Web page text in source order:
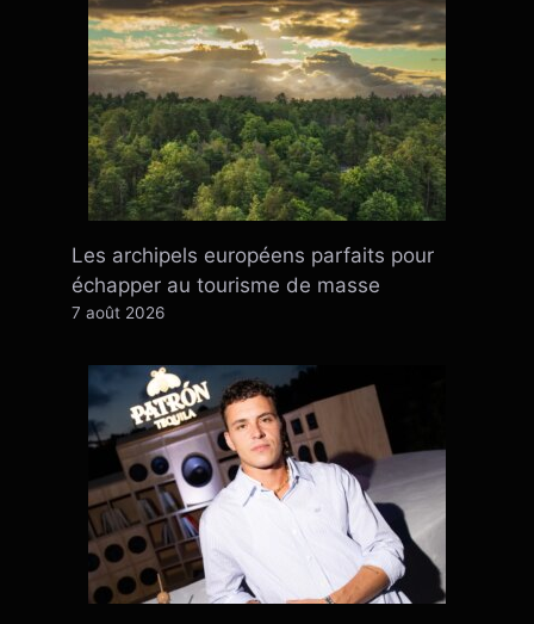
Les archipels européens parfaits pour
échapper au tourisme de masse
7 août 2026